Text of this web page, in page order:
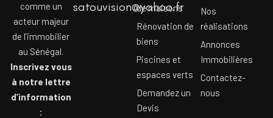
comme un
acteur majeur
de l’immobilier
au Sénégal.
Inscrivez vous
à notre lettre
d’information
:
satouvision@yahoo.fr
de maisons
Rénovation de
biens
Piscines et
espaces verts
Demandez un
Devis
Nos
réalisations
Annonces
Immobilières
Contactez-
nous